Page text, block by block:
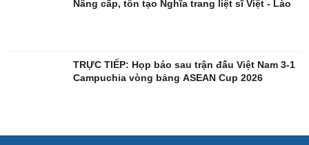
Nâng cấp, tôn tạo Nghĩa trang liệt sĩ Việt - Lào
TRỰC TIẾP: Họp báo sau trận đấu Việt Nam 3-1
Campuchia vòng bảng ASEAN Cup 2026